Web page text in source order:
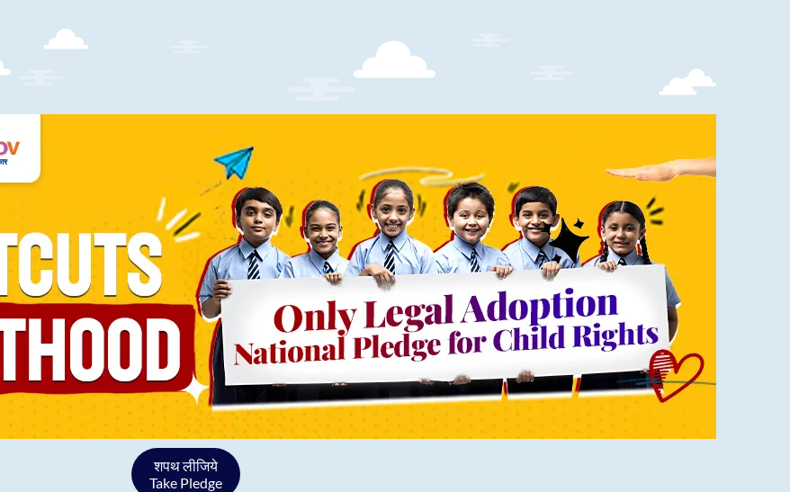
शपथ लीजिये
Take Pledge